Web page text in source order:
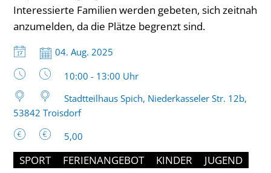
Interessierte Familien werden gebeten, sich zeitnah
anzumelden, da die Plätze begrenzt sind.
Datum:
04. Aug. 2025
Uhrzeit:
10:00 - 13:00 Uhr
Stadtteilhaus Spich, Niederkasseler Str. 12b,
53842 Troisdorf
5,00
SPORT FERIENANGEBOT KINDER
JUGEND